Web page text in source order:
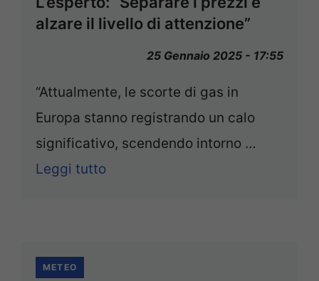
alzare il livello di attenzione”
25 Gennaio 2025 - 17:55
“Attualmente, le scorte di gas in
Europa stanno registrando un calo
significativo, scendendo intorno …
Leggi tutto
METEO